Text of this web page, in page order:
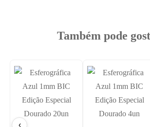
Também pode
‹